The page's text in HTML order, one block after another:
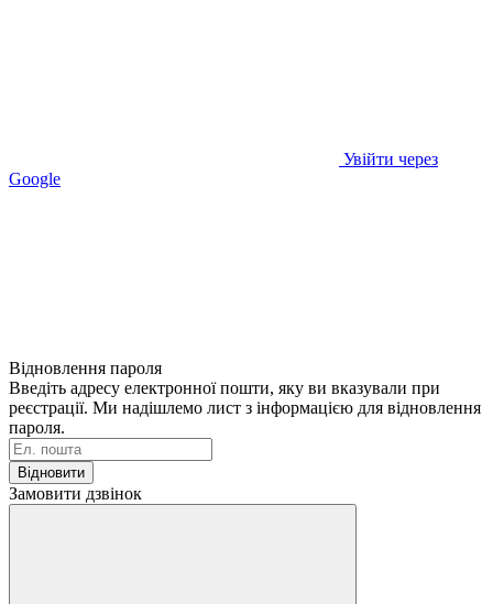
Увійти через
Google
Відновлення пароля
Введіть адресу електронної пошти, яку ви вказували при
реєстрації. Ми надішлемо лист з інформацією для відновлення
пароля.
Відновити
Замовити дзвінок